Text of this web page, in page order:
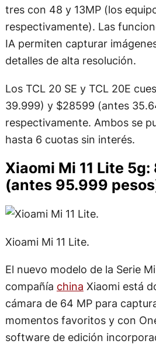
tres con 48 y 13MP (los
respectivamente). Las
IA permiten capturar
detalles de alta resolución.
Los TCL 20 SE y TCL 20E
39.999) y $28599 (antes
respectivamente. Ambos se
hasta 6 cuotas sin interés.
Xiaomi Mi 11 Lite
(antes 95.999
Xioami Mi 11 Lite.
El nuevo modelo de la Serie
compañía china Xiaomi está
cámara de 64 MP para
momentos favoritos y con
software de edición